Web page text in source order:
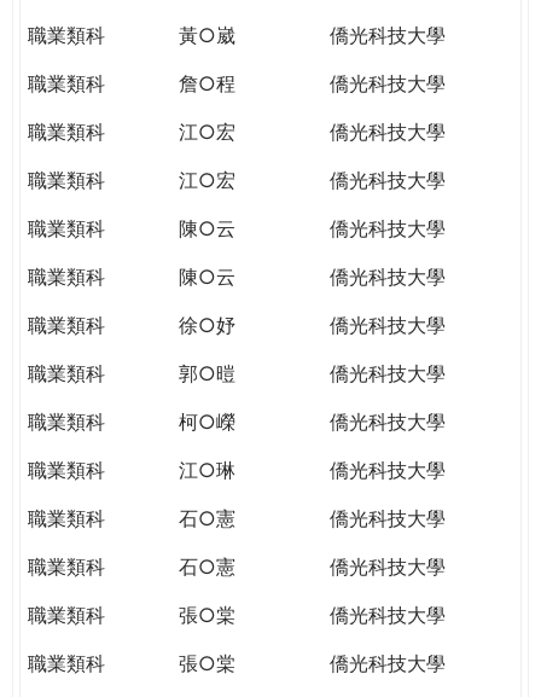
職業類科
黃○崴
僑光科技大學
職業類科
詹○程
僑光科技大學
職業類科
江○宏
僑光科技大學
職業類科
江○宏
僑光科技大學
職業類科
陳○云
僑光科技大學
職業類科
陳○云
僑光科技大學
職業類科
徐○妤
僑光科技大學
職業類科
郭○暟
僑光科技大學
職業類科
柯○嶸
僑光科技大學
職業類科
江○琳
僑光科技大學
職業類科
石○憲
僑光科技大學
職業類科
石○憲
僑光科技大學
職業類科
張○棠
僑光科技大學
職業類科
張○棠
僑光科技大學